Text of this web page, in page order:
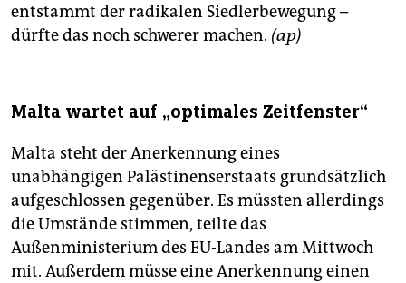
entstammt der radikalen Siedlerbewegung –
dürfte das noch schwerer machen. (ap)
Malta wartet auf „optimales Zeitfenster“
Malta steht der Anerkennung eines
unabhängigen Palästinenserstaats grundsätzlich
aufgeschlossen gegenüber. Es müssten allerdings
die Umstände stimmen, teilte das
Außenministerium des EU-Landes am Mittwoch
mit. Außerdem müsse eine Anerkennung einen